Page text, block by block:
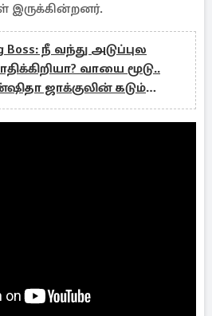
இருக்கின்றனர்.
Boss: நீ வந்து அடுப்புல
வாயை மூடு..
ஜாக்குலின் கடும்